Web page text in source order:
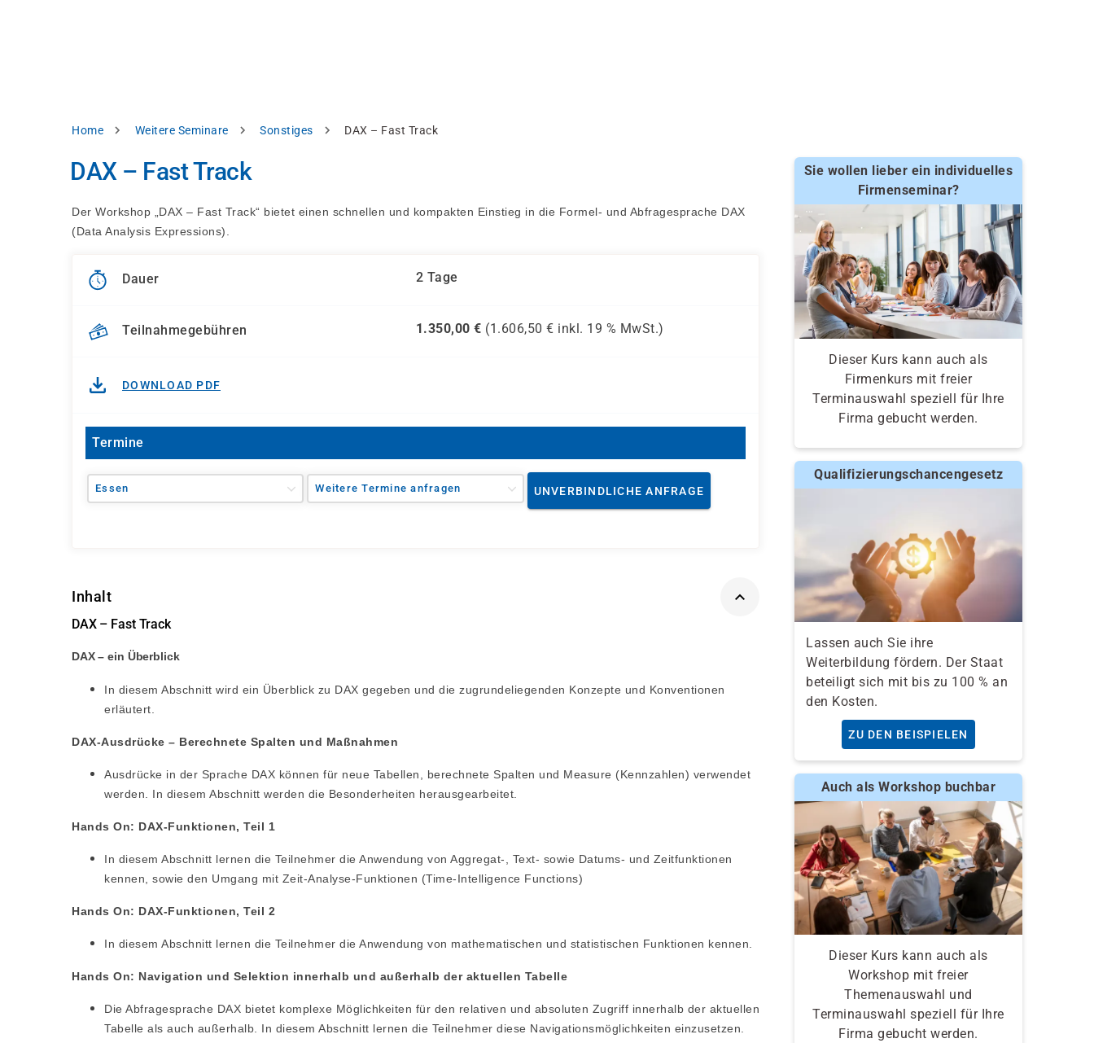
Pfadnavigation
Home Weitere Seminare Sonstiges DAX – Fast Track
DAX – Fast Track
Der Workshop „DAX – Fast Track“ bietet einen schnellen und kompakten Einstieg in die Formel- und Abfragesprache DAX
(Data Analysis Expressions).
Dauer 2 Tage
Teilnahmegebühren 1.350,00 € (1.606,50 € inkl. 19 % MwSt.)
DOWNLOAD PDF
Termine
Essen Weitere Termine anfragen UNVERBINDLICHE ANFRAGE
Inhalt
DAX – Fast Track
DAX – ein Überblick
In diesem Abschnitt wird ein Überblick zu DAX gegeben und die zugrundeliegenden Konzepte und Konventionen
erläutert.
DAX-Ausdrücke – Berechnete Spalten und Maßnahmen
Ausdrücke in der Sprache DAX können für neue Tabellen, berechnete Spalten und Measure (Kennzahlen) verwendet
werden. In diesem Abschnitt werden die Besonderheiten herausgearbeitet.
Hands On: DAX-Funktionen, Teil 1
In diesem Abschnitt lernen die Teilnehmer die Anwendung von Aggregat-, Text- sowie Datums- und Zeitfunktionen
kennen, sowie den Umgang mit Zeit-Analyse-Funktionen (Time-Intelligence Functions)
Hands On: DAX-Funktionen, Teil 2
In diesem Abschnitt lernen die Teilnehmer die Anwendung von mathematischen und statistischen Funktionen kennen.
Hands On: Navigation und Selektion innerhalb und außerhalb der aktuellen Tabelle
Die Abfragesprache DAX bietet komplexe Möglichkeiten für den relativen und absoluten Zugriff innerhalb der aktuellen
Tabelle als auch außerhalb. In diesem Abschnitt lernen die Teilnehmer diese Navigationsmöglichkeiten einzusetzen.
Sie wollen lieber ein individuelles
Firmenseminar?
Dieser Kurs kann auch als
Firmenkurs mit freier
Terminauswahl speziell für Ihre
Firma gebucht werden.
Qualifizierungschancengesetz
Lassen auch Sie ihre
Weiterbildung fördern. Der Staat
beteiligt sich mit bis zu 100 % an
den Kosten.
ZU DEN BEISPIELEN
Auch als Workshop buchbar
Dieser Kurs kann auch als
Workshop mit freier
Themenauswahl und
Terminauswahl speziell für Ihre
Firma gebucht werden.
Datenschutzhinweis